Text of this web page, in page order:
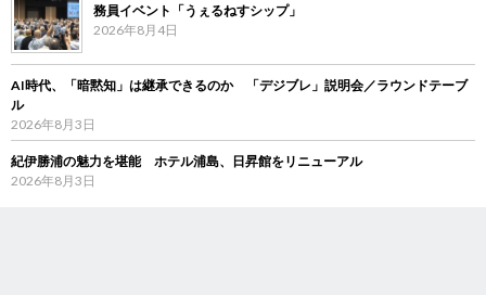
務員イベント「うぇるねすシップ」
2026年8月4日
AI時代、「暗黙知」は継承できるのか 「デジブレ」説明会／ラウンドテーブ
ル
2026年8月3日
紀伊勝浦の魅力を堪能 ホテル浦島、日昇館をリニューアル
2026年8月3日